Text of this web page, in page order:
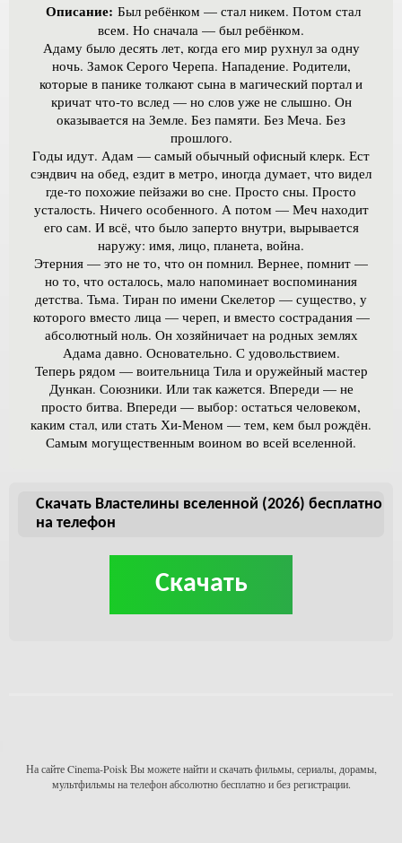
Описание: Был ребёнком — стал никем. Потом стал
всем. Но сначала — был ребёнком.
Адаму было десять лет, когда его мир рухнул за одну
ночь. Замок Серого Черепа. Нападение. Родители,
которые в панике толкают сына в магический портал и
кричат что-то вслед — но слов уже не слышно. Он
оказывается на Земле. Без памяти. Без Меча. Без
прошлого.
Годы идут. Адам — самый обычный офисный клерк. Ест
сэндвич на обед, ездит в метро, иногда думает, что видел
где-то похожие пейзажи во сне. Просто сны. Просто
усталость. Ничего особенного. А потом — Меч находит
его сам. И всё, что было заперто внутри, вырывается
наружу: имя, лицо, планета, война.
Этерния — это не то, что он помнил. Вернее, помнит —
но то, что осталось, мало напоминает воспоминания
детства. Тьма. Тиран по имени Скелетор — существо, у
которого вместо лица — череп, и вместо сострадания —
абсолютный ноль. Он хозяйничает на родных землях
Адама давно. Основательно. С удовольствием.
Теперь рядом — воительница Тила и оружейный мастер
Дункан. Союзники. Или так кажется. Впереди — не
просто битва. Впереди — выбор: остаться человеком,
каким стал, или стать Хи-Меном — тем, кем был рождён.
Самым могущественным воином во всей вселенной.
Скачать Властелины вселенной (2026) бесплатно
на телефон
Скачать
На сайте Cinema-Poisk Вы можете найти и скачать фильмы, сериалы, дорамы,
мультфильмы на телефон абсолютно бесплатно и без регистрации.